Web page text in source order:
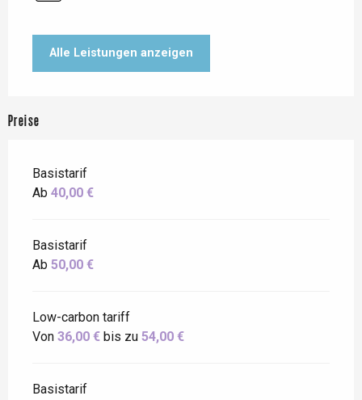
Alle Leistungen anzeigen
Preise
Basistarif
Ab 40,00 €
Basistarif
Ab 50,00 €
Low-carbon tariff
Von 36,00 € bis zu 54,00 €
Basistarif